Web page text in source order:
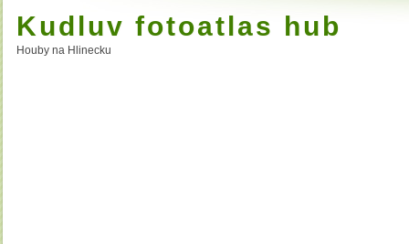
Kudluv fotoatlas hub
Houby na Hlinecku